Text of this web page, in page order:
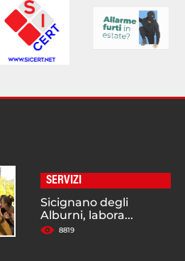
SERVIZI
Sicignano degli
Alburni, labora...
8819